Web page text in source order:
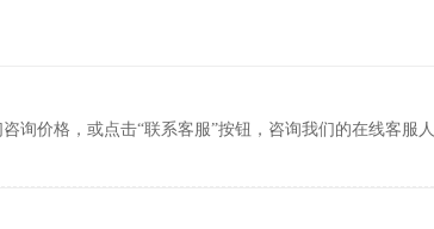
询价格，或点击“联系客服”按钮，咨询我们的在线客服人